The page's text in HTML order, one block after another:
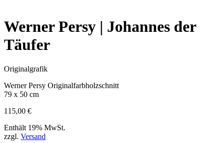
Werner Persy | Johannes der
Täufer
Originalgrafik
Werner Persy Originalfarbholzschnitt
79 x 50 cm
115,00 €
Enthält 19% MwSt.
zzgl. Versand